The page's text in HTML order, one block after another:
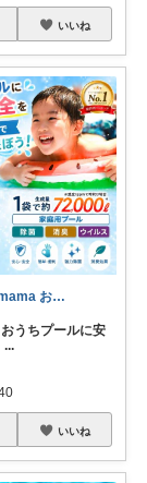
いいね
Olive_mama おしゃれと暮らし
おうちプールに安
...
いいね